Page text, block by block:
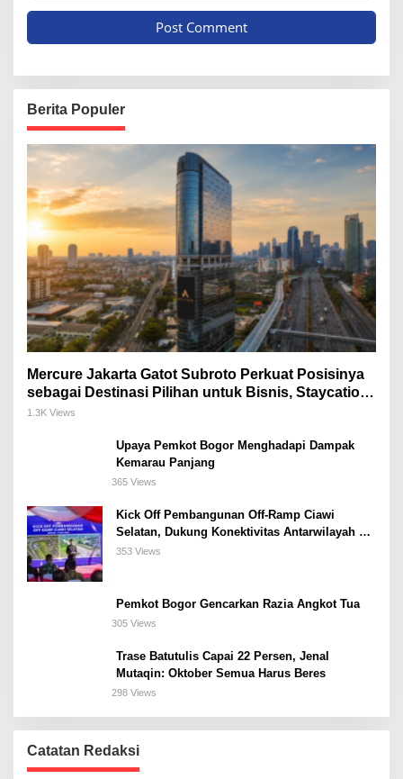
Berita Populer
Mercure Jakarta Gatot Subroto Perkuat Posisinya
sebagai Destinasi Pilihan untuk Bisnis, Staycation,
Meeting, dan Kuliner di Jakarta Selatan
1.3K Views
Upaya Pemkot Bogor Menghadapi Dampak
Kemarau Panjang
365 Views
Kick Off Pembangunan Off-Ramp Ciawi
Selatan, Dukung Konektivitas Antarwilayah di
Bogor Selatan
353 Views
Pemkot Bogor Gencarkan Razia Angkot Tua
305 Views
Trase Batutulis Capai 22 Persen, Jenal
Mutaqin: Oktober Semua Harus Beres
298 Views
Catatan Redaksi